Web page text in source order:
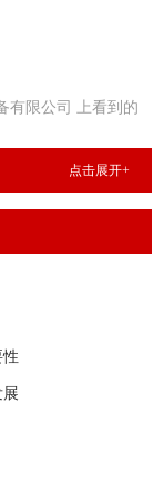
有限公司 上看到的
点击展开+